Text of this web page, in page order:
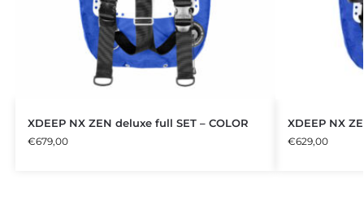
XDEEP NX ZEN deluxe full SET – COLOR
€679,00
XDEEP NX
€629,00